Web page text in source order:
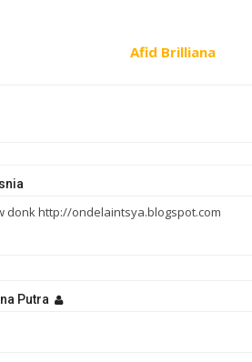
Afid Brilliana
donk http://ondelaintsya.blogspot.com
Putra